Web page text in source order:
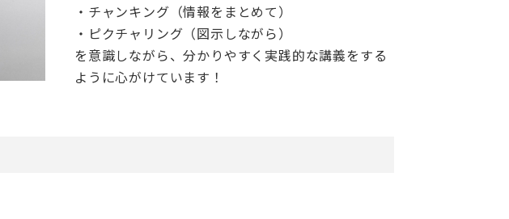
・チャンキング（情報をまとめて）
・ピクチャリング（図示しながら）
を意識しながら、分かりやすく実践的な講義をする
ように心がけています！